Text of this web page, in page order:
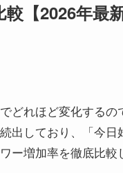
【2026年最新
どれほど変化するの
出しており、「今日
ー増加率を徹底比較